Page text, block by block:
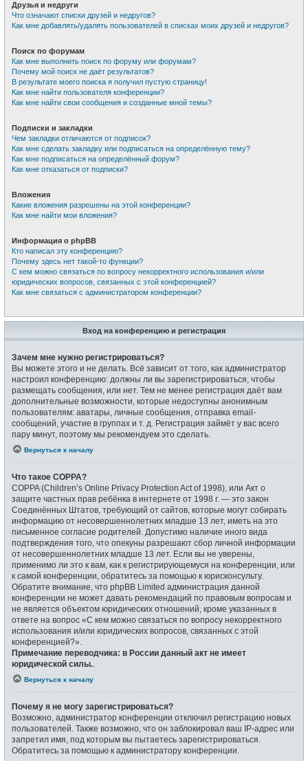
Друзья и недруги
Что означают списки друзей и недругов?
Как мне добавлять/удалять пользователей в списках моих друзей и недругов?
Поиск по форумам
Как мне выполнить поиск по форуму или форумам?
Почему мой поиск не даёт результатов?
В результате моего поиска я получил пустую страницу!
Как мне найти пользователя конференции?
Как мне найти свои сообщения и созданные мной темы?
Подписки и закладки
Чем закладки отличаются от подписок?
Как мне сделать закладку или подписаться на определённую тему?
Как мне подписаться на определённый форум?
Как мне отказаться от подписки?
Вложения
Какие вложения разрешены на этой конференции?
Как мне найти мои вложения?
Информация о phpBB
Кто написал эту конференцию?
Почему здесь нет такой-то функции?
С кем можно связаться по вопросу некорректного использования и/или
юридических вопросов, связанных с этой конференцией?
Как мне связаться с администратором конференции?
Вход на конференцию и регистрация
Зачем мне нужно регистрироваться?
Вы можете этого и не делать. Всё зависит от того, как администратор
настроил конференцию: должны ли вы зарегистрироваться, чтобы
размещать сообщения, или нет. Тем не менее регистрация даёт вам
дополнительные возможности, которые недоступны анонимным
пользователям: аватары, личные сообщения, отправка email-
сообщений, участие в группах и т. д. Регистрация займёт у вас всего
пару минут, поэтому мы рекомендуем это сделать.
Вернуться к началу
Что такое COPPA?
COPPA (Children’s Online Privacy Protection Act of 1998), или Акт о
защите частных прав ребёнка в интернете от 1998 г. — это закон
Соединённых Штатов, требующий от сайтов, которые могут собирать
информацию от несовершеннолетних младше 13 лет, иметь на это
письменное согласие родителей. Допустимо наличие иного вида
подтверждения того, что опекуны разрешают сбор личной информации
от несовершеннолетних младше 13 лет. Если вы не уверены,
применимо ли это к вам, как к регистрирующемуся на конференции, или
к самой конференции, обратитесь за помощью к юрисконсульту.
Обратите внимание, что phpBB Limited администрация данной
конференции не может давать рекомендаций по правовым вопросам и
не является объектом юридических отношений, кроме указанных в
ответе на вопрос «С кем можно связаться по вопросу некорректного
использования и/или юридических вопросов, связанных с этой
конференцией?».
Примечание переводчика: в России данный акт не имеет
юридической силы.
Вернуться к началу
Почему я не могу зарегистрироваться?
Возможно, администратор конференции отключил регистрацию новых
пользователей. Также возможно, что он заблокировал ваш IP-адрес или
запретил имя, под которым вы пытаетесь зарегистрироваться.
Обратитесь за помощью к администратору конференции.